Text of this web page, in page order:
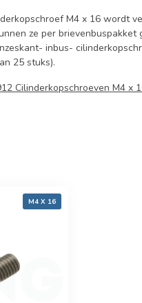
M4 x 16 wordt
ze per
inbus-
25 stuks).
Cilinderkopschroeven M4 x
M4 X 16